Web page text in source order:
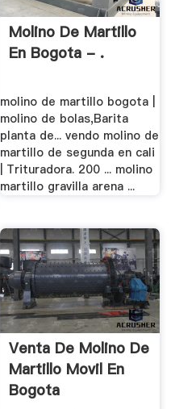
Molino De Martillo
En Bogota - .
molino de martillo bogota |
molino de bolas,Barita
planta de... vendo molino de
martillo de segunda en cali
| Trituradora. 200 ... molino
martillo gravilla arena ...
Venta De Molino De
Martillo Movil En
Bogota